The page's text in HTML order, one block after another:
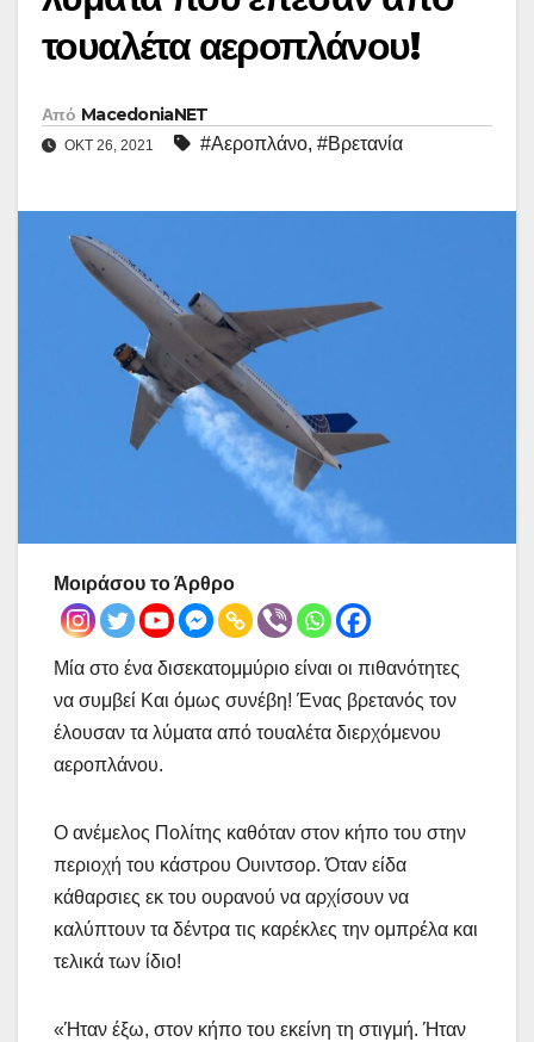
τουαλέτα αεροπλάνου!
Από MacedoniaNET
ΟΚΤ 26, 2021 #Αεροπλάνο, #Βρετανία
Μοιράσου το Άρθρο
Μία στο ένα δισεκατομμύριο είναι οι πιθανότητες
να συμβεί Και όμως συνέβη! Ένας βρετανός τον
έλουσαν τα λύματα από τουαλέτα διερχόμενου
αεροπλάνου.
Ο ανέμελος Πολίτης καθόταν στον κήπο του στην
περιοχή του κάστρου Ουιντσορ. Όταν είδα
κάθαρσιες εκ του ουρανού να αρχίσουν να
καλύπτουν τα δέντρα τις καρέκλες την ομπρέλα και
τελικά των ίδιο!
«Ήταν έξω, στον κήπο του εκείνη τη στιγμή. Ήταν